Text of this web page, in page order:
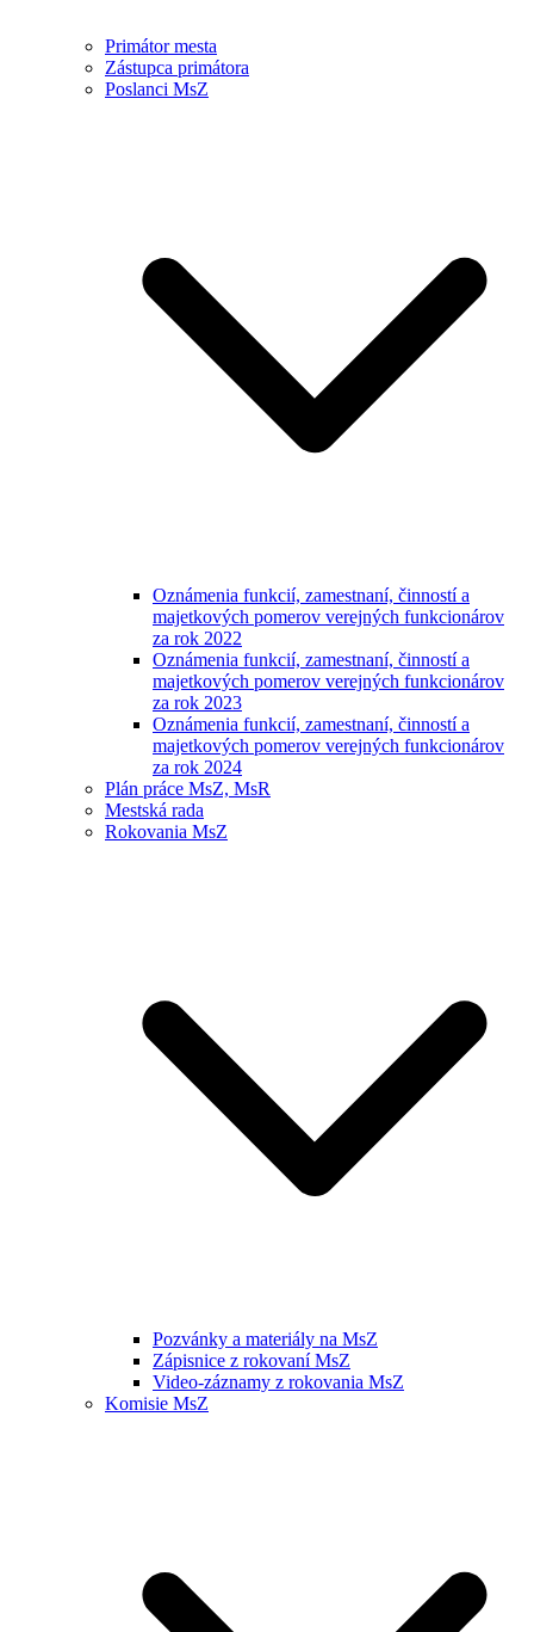
Primátor mesta
Zástupca primátora
Poslanci MsZ
Oznámenia funkcií, zamestnaní, činností a
majetkových pomerov verejných funkcionárov
za rok 2022
Oznámenia funkcií, zamestnaní, činností a
majetkových pomerov verejných funkcionárov
za rok 2023
Oznámenia funkcií, zamestnaní, činností a
majetkových pomerov verejných funkcionárov
za rok 2024
Plán práce MsZ, MsR
Mestská rada
Rokovania MsZ
Pozvánky a materiály na MsZ
Zápisnice z rokovaní MsZ
Video-záznamy z rokovania MsZ
Komisie MsZ